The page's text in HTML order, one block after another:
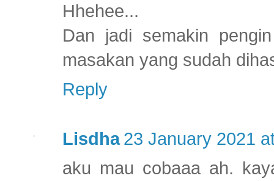
Hhehee...
Dan jadi semakin
masakan yang sudah
Reply
Lisdha 23 January 2021
aku mau cobaaa ah.